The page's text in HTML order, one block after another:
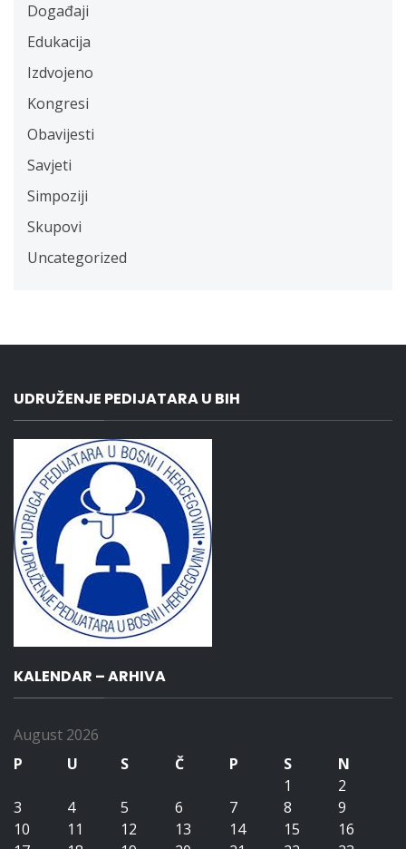
Događaji
Edukacija
Izdvojeno
Kongresi
Obavijesti
Savjeti
Simpoziji
Skupovi
Uncategorized
UDRUŽENJE PEDIJATARA U BIH
KALENDAR – ARHIVA
August 2026
P
U S Č P S
N
1
2
3
4 5 6 7 8
9
10
11 12 13 14 15
16